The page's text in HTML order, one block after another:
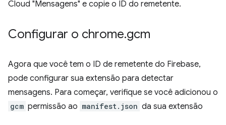
Cloud "Mensagens" e copie o ID do remetente.
Configurar o chrome.gcm
Agora que você tem o ID de remetente do Firebase,
pode configurar sua extensão para detectar
mensagens. Para começar, verifique se você adicionou o
gcm permissão ao manifest.json da sua extensão